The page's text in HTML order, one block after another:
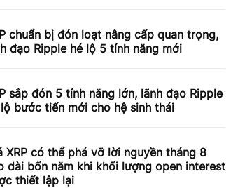
chuẩn bị đón loạt nâng cấp quan trọng,
đạo Ripple hé lộ 5 tính năng mới
sắp đón 5 tính năng lớn, lãnh đạo Ripple
bước tiến mới cho hệ sinh thái
XRP có thể phá vỡ lời nguyền tháng 8
dài bốn năm khi khối lượng open interest
thiết lập lại